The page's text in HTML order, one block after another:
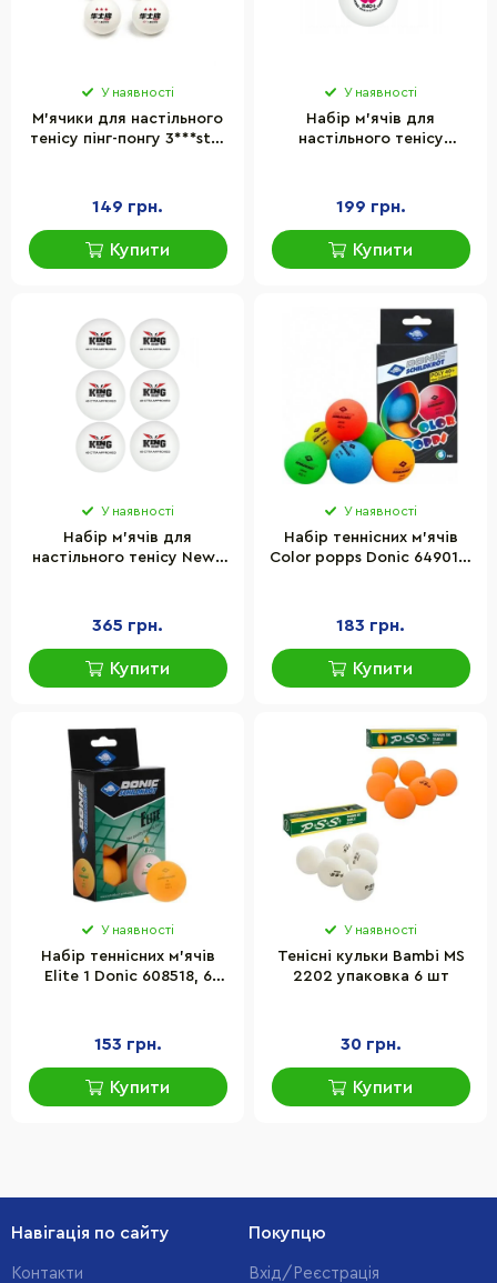
У наявності
М'ячики для настільного
тенісу пінг-понгу 3***star
149 грн.
Купити
У наявності
Набір м’ячів для
настільного тенісу
199 грн.
Купити
У наявності
Набір м'ячів для
настільного тенісу Newt
365 грн.
Купити
У наявності
Набір теннісних м'ячів
Color popps Donic 649015,
183 грн.
Купити
У наявності
Набір теннісних м'ячів
Elite 1 Donic 608518, 6
153 грн.
Купити
У наявності
Тенісні кульки Bambi MS
2202 упаковка 6 шт
30 грн.
Купити
Навігація по сайту
Контакти
Покупцю
Вхід/Реєстрація